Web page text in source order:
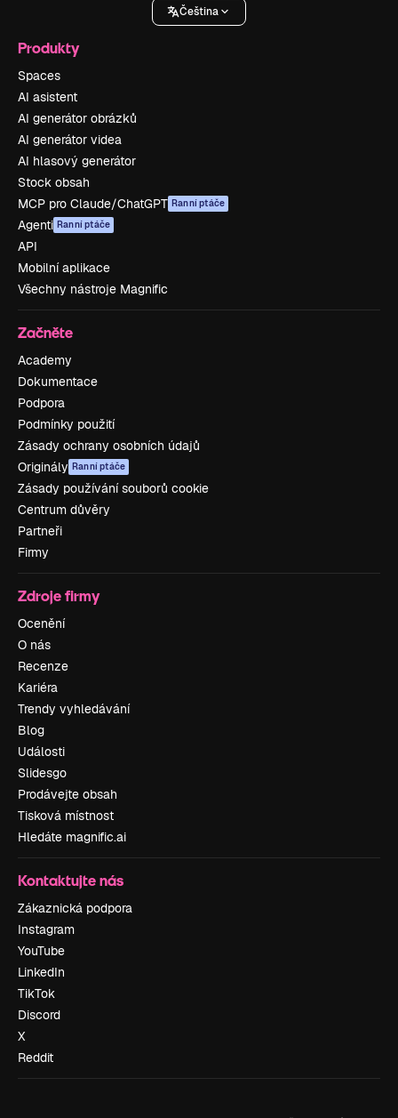
Čeština
Produkty
Spaces
AI asistent
AI generátor obrázků
AI generátor videa
AI hlasový generátor
Stock obsah
MCP pro Claude/ChatGPT Ranní ptáče
Agenti Ranní ptáče
API
Mobilní aplikace
Všechny nástroje Magnific
Začněte
Academy
Dokumentace
Podpora
Podmínky použití
Zásady ochrany osobních údajů
Originály Ranní ptáče
Zásady používání souborů cookie
Centrum důvěry
Partneři
Firmy
Zdroje firmy
Ocenění
O nás
Recenze
Kariéra
Trendy vyhledávání
Blog
Události
Slidesgo
Prodávejte obsah
Tisková místnost
Hledáte magnific.ai
Kontaktujte nás
Zákaznická podpora
Instagram
YouTube
LinkedIn
TikTok
Discord
X
Reddit